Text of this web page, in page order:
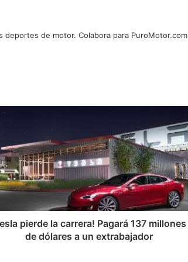
de motor. Colabora para PuroMotor.com
pierde la carrera! Pagará 137 millones
de dólares a un extrabajador